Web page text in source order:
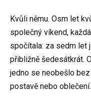
Kvůli němu. Osm let
společný víkend,
spočítala: za sedm let
přibližně šedesátkrát.
jedno se neobešlo
postavě nebo oblečení.